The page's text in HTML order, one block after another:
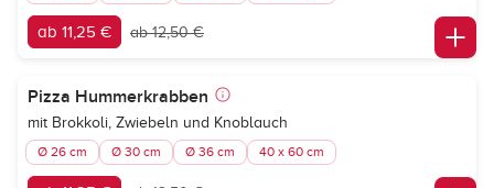
ab 11,25 € ab 12,50 €
Pizza Hummerkrabben
mit Brokkoli, Zwiebeln und Knoblauch
Ø 26 cm Ø 30 cm Ø 36 cm 40 x 60 cm